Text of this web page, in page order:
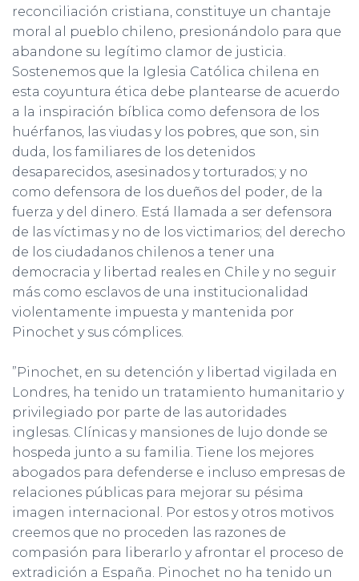
reconciliación cristiana, constituye un chantaje
moral al pueblo chileno, presionándolo para que
abandone su legítimo clamor de justicia.
Sostenemos que la Iglesia Católica chilena en
esta coyuntura ética debe plantearse de acuerdo
a la inspiración bíblica como defensora de los
huérfanos, las viudas y los pobres, que son, sin
duda, los familiares de los detenidos
desaparecidos, asesinados y torturados; y no
como defensora de los dueños del poder, de la
fuerza y del dinero. Está llamada a ser defensora
de las víctimas y no de los victimarios; del derecho
de los ciudadanos chilenos a tener una
democracia y libertad reales en Chile y no seguir
más como esclavos de una institucionalidad
violentamente impuesta y mantenida por
Pinochet y sus cómplices.
”Pinochet, en su detención y libertad vigilada en
Londres, ha tenido un tratamiento humanitario y
privilegiado por parte de las autoridades
inglesas. Clínicas y mansiones de lujo donde se
hospeda junto a su familia. Tiene los mejores
abogados para defenderse e incluso empresas de
relaciones públicas para mejorar su pésima
imagen internacional. Por estos y otros motivos
creemos que no proceden las razones de
compasión para liberarlo y afrontar el proceso de
extradición a España. Pinochet no ha tenido un